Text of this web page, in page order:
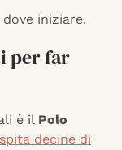
iniziare.
per far
è il Polo
decine di